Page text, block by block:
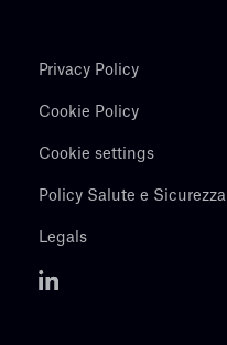
Privacy Policy
Cookie Policy
Cookie settings
Policy Salute e Sicurezza
Legals